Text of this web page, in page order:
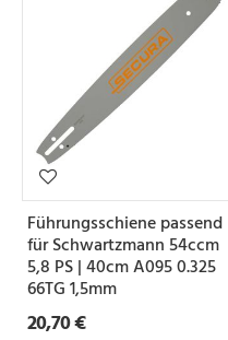
Führungsschiene passend
für Schwartzmann 54ccm
5,8 PS | 40cm A095 0.325
66TG 1,5mm
20,70 €